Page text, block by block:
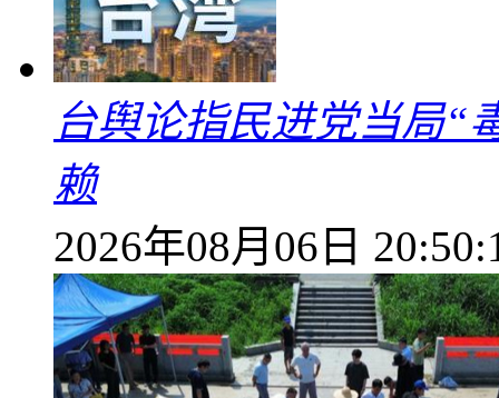
台舆论指民进党当局“
赖
2026年08月06日